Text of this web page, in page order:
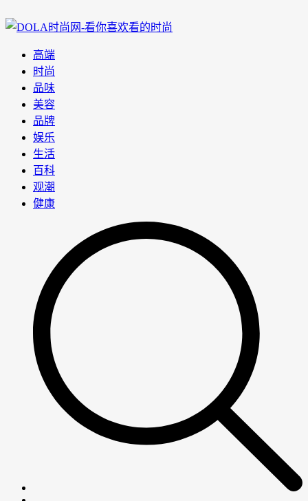
高端
时尚
品味
美容
品牌
娱乐
生活
百科
观潮
健康